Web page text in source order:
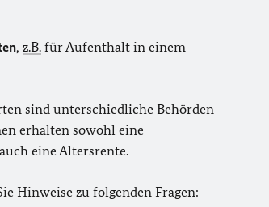
, z.B. für Aufenthalt in einem
sind unterschiedliche Behörden
erhalten sowohl eine
eine Altersrente.
Hinweise zu folgenden Fragen: